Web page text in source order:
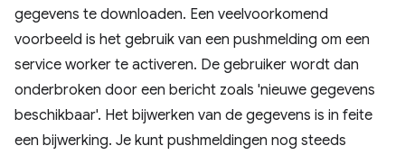
gegevens te downloaden. Een veelvoorkomend
voorbeeld is het gebruik van een pushmelding om een
service worker te activeren. De gebruiker wordt dan
onderbroken door een bericht zoals 'nieuwe gegevens
beschikbaar'. Het bijwerken van de gegevens is in feite
een bijwerking. Je kunt pushmeldingen nog steeds